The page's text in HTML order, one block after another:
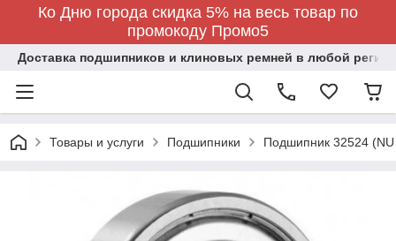
Ко Дню города скидка 5% на весь товар по
промокоду Промо5
Доставка подшипников и клиновых ремней в любой регион
Товары и услуги Подшипники Подшипник 32524